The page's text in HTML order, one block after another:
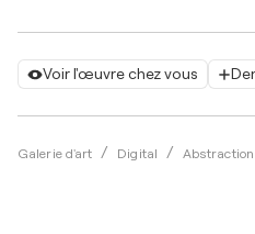
Voir l'œuvre chez vous
Galerie d'art Digital Abstraction